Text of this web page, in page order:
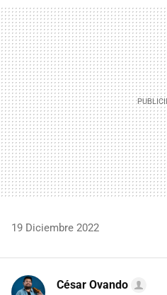
19 Diciembre 2022
César Ovando